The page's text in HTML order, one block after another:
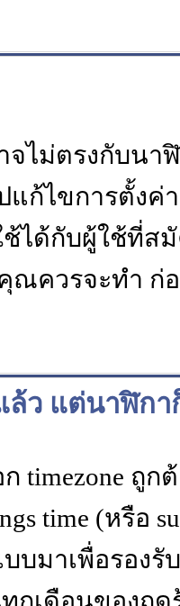
จไม่ตรงกับน
แก้ไขการตั้ง
ช้ได้กับผู้ใช้ที่
ณควรจะทำ
ล้ว แต่นาฬิกา
timezone ถู
time (หรือ
บมาเพื่อรอง